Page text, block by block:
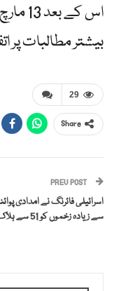
اس
بیشتر مطالبات پر
29
Share
PREV POST
سے زیادہ زخموں کو 51 سے ہلاک کردیا